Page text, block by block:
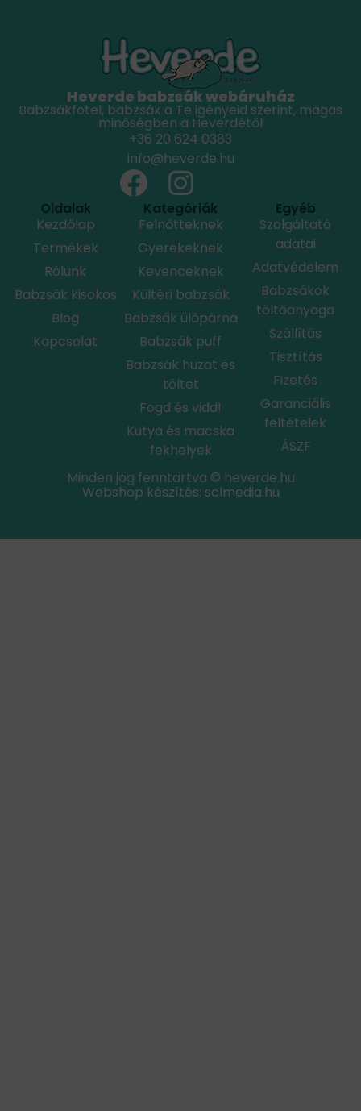
Heverde babzsák webáruház
Babzsákfotel, babzsák a Te igényeid szerint, magas
minőségben a Heverdétől
+36 20 624 0383
info@heverde.hu
Oldalak
Kezdőlap
Termékek
Rólunk
Babzsák kisokos
Blog
Kapcsolat
Kategóriák
Felnőtteknek
Gyerekeknek
Kevenceknek
Kültéri babzsák
Babzsák ülőpárna
Babzsák puff
Babzsák huzat és
töltet
Fogd és vidd!
Kutya és macska
fekhelyek
Egyéb
Szolgáltató
adatai
Adatvédelem
Babzsákok
töltőanyaga
Szállítás
Tisztítás
Fizetés
Garanciális
feltételek
ÁSZF
Minden jog fenntartva © heverde.hu
Webshop készítés: sclmedia.hu